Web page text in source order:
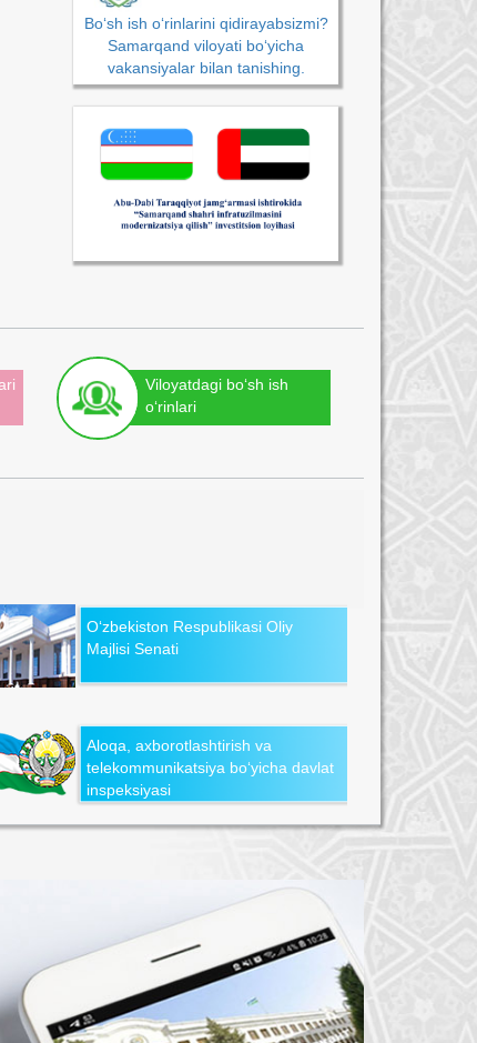
Bo‘sh ish o‘rinlarini qidirayabsizmi?
Samarqand viloyati bo‘yicha
vakansiyalar bilan tanishing.
Viloyatdagi bo‘sh ish
o‘rinlari
O‘zbekiston Respublikasi Oliy
Majlisi Senati
Aloqa, axborotlashtirish va
telekommunikatsiya bo‘yicha davlat
inspeksiyasi